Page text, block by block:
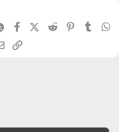
LivejournalFacebookX (Twitter)
Reddit PinterestTumblr
Электронная почта